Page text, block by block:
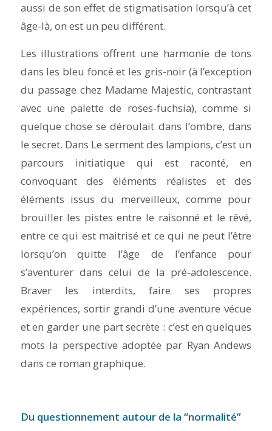
aussi de son effet de stigmatisation lorsqu’à cet
âge-là, on est un peu différent.
Les illustrations offrent une harmonie de tons
dans les bleu foncé et les gris-noir (à l’exception
du passage chez Madame Majestic, contrastant
avec une palette de roses-fuchsia), comme si
quelque chose se déroulait dans l’ombre, dans
le secret. Dans Le serment des lampions, c’est un
parcours initiatique qui est raconté, en
convoquant des éléments réalistes et des
éléments issus du merveilleux, comme pour
brouiller les pistes entre le raisonné et le rêvé,
entre ce qui est maitrisé et ce qui ne peut l’être
lorsqu’on quitte l’âge de l’enfance pour
s’aventurer dans celui de la pré-adolescence.
Braver les interdits, faire ses propres
expériences, sortir grandi d’une aventure vécue
et en garder une part secrète : c’est en quelques
mots la perspective adoptée par Ryan Andews
dans ce roman graphique.
Du questionnement autour de la “normalité”